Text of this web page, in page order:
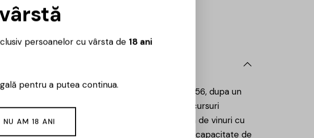
Luni – Vineri 09:00 – 18:00
si istorie viniviticola, a fost construita in 1956, dupa un
de experti-degustatori la mai multe concursuri
de inalta, ceea ce permite producerea de vinuri cu
moderne de vinificare si stocare duc la o capacitate de
persoanelor cu vârsta de 18 ani
pentru a putea continua.
NU AM 18 ANI